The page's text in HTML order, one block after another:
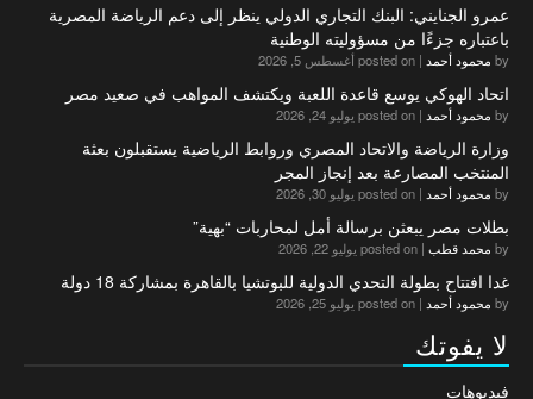
عمرو الجنايني: البنك التجاري الدولي ينظر إلى دعم الرياضة المصرية
باعتباره جزءًا من مسؤوليته الوطنية
by محمود أحمد | posted on أغسطس 5, 2026
اتحاد الهوكي يوسع قاعدة اللعبة ويكتشف المواهب في صعيد مصر
by محمود أحمد | posted on يوليو 24, 2026
وزارة الرياضة والاتحاد المصري وروابط الرياضية يستقبلون بعثة
المنتخب المصارعة بعد إنجاز المجر
by محمود أحمد | posted on يوليو 30, 2026
بطلات مصر يبعثن برسالة أمل لمحاربات “بهية”
by محمد قطب | posted on يوليو 22, 2026
غدا افتتاح بطولة التحدي الدولية للبوتشيا بالقاهرة بمشاركة 18 دولة
by محمود أحمد | posted on يوليو 25, 2026
لا يفوتك
فيديوهات